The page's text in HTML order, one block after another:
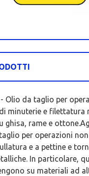
Olio da taglio per
minuterie e filettatura
ghisa, rame e
per operazioni
e a pettine e
In particolare,
su materiali ad